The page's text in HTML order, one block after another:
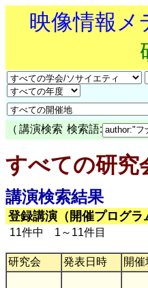
映像情報メ
（ 講演検索 検索語:
すべての研究
講演検索結果
登録講演（開催プログラ
11件中 1～11件目
研究会 発表日時 開催